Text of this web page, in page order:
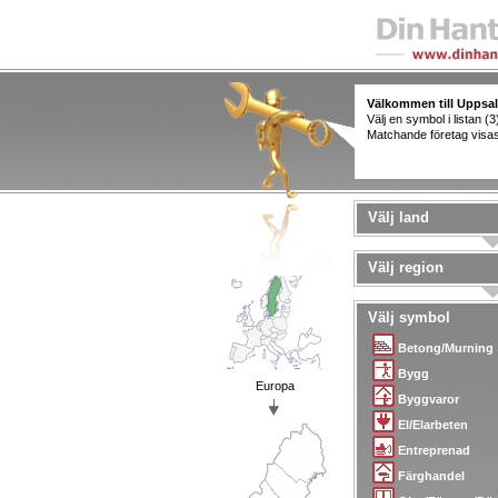
Välkommen till
Välj en symbol i listan
Matchande företag
Europa
Välj land
Välj region
Välj symbol
Betong/Murning
Bygg
Byggvaror
El/Elarbeten
Entreprenad
Färghandel